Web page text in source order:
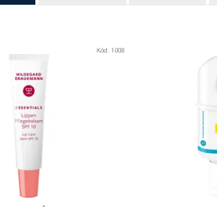
Kód: 1008